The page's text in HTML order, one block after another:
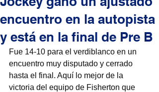
encuentro en la autopista
y está en la final de Pre B
Fue 14-10 para el verdiblanco en un
encuentro muy disputado y cerrado
hasta el final. Aquí lo mejor de la
victoria del equipo de Fisherton que